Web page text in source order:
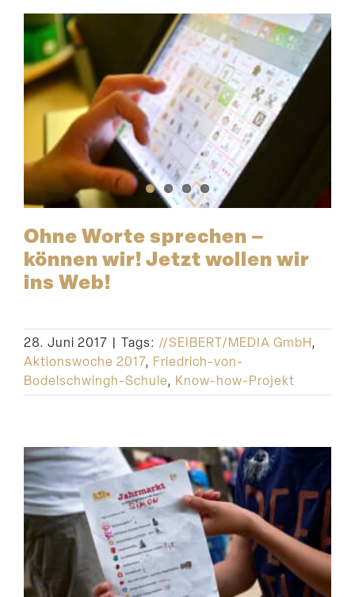
Ohne Worte sprechen –
können wir! Jetzt wollen wir
ins Web!
28. Juni 2017 | Tags: //SEIBERT/MEDIA GmbH,
Aktionswoche 2017, Friedrich-von-
Bodelschwingh-Schule, Know-how-Projekt